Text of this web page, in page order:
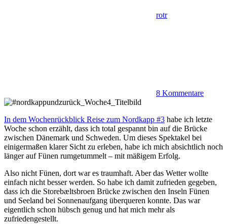
rotr
8 Kommentare
In dem Wochenrückblick Reise zum Nordkapp #3 habe ich letzte
Woche schon erzählt, dass ich total gespannt bin auf die Brücke
zwischen Dänemark und Schweden. Um dieses Spektakel bei
einigermaßen klarer Sicht zu erleben, habe ich mich absichtlich noch
länger auf Fünen rumgetummelt – mit mäßigem Erfolg.
Also nicht Fünen, dort war es traumhaft. Aber das Wetter wollte
einfach nicht besser werden. So habe ich damit zufrieden gegeben,
dass ich die Storebæltsbroen Brücke zwischen den Inseln Fünen
und Seeland bei Sonnenaufgang überqueren konnte. Das war
eigentlich schon hübsch genug und hat mich mehr als
zufriedengestellt.